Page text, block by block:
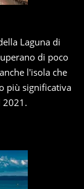
Laguna di
di poco
l'isola che
più significativa
2021.